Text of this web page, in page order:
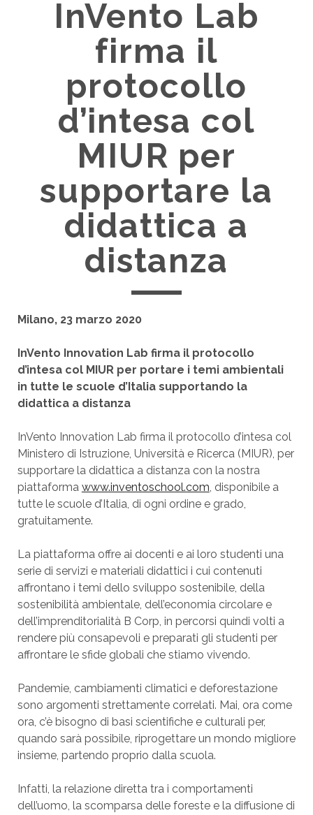
InVento Lab
firma il
protocollo
d’intesa col
MIUR per
supportare la
didattica a
distanza
Milano, 23 marzo 2020
InVento Innovation Lab firma il protocollo
d’intesa col MIUR per portare i temi ambientali
in tutte le scuole d’Italia supportando la
didattica a distanza
InVento Innovation Lab firma il protocollo d’intesa col
Ministero di Istruzione, Università e Ricerca (MIUR), per
supportare la didattica a distanza con la nostra
piattaforma www.inventoschool.com, disponibile a
tutte le scuole d’Italia, di ogni ordine e grado,
gratuitamente.
La piattaforma offre ai docenti e ai loro studenti una
serie di servizi e materiali didattici i cui contenuti
affrontano i temi dello sviluppo sostenibile, della
sostenibilità ambientale, dell’economia circolare e
dell’imprenditorialità B Corp, in percorsi quindi volti a
rendere più consapevoli e preparati gli studenti per
affrontare le sfide globali che stiamo vivendo.
Pandemie, cambiamenti climatici e deforestazione
sono argomenti strettamente correlati. Mai, ora come
ora, c’è bisogno di basi scientifiche e culturali per,
quando sarà possibile, riprogettare un mondo migliore
insieme, partendo proprio dalla scuola.
Infatti, la relazione diretta tra i comportamenti
dell’uomo, la scomparsa delle foreste e la diffusione di